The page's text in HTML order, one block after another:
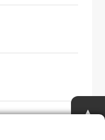
▲
関する情報、サイト訪問者
報はサイトを正常に機能さ
きる情報が保存されること
イズに使われることはあり
を尊重しており、一部の
詳細を確認し、当サイトに
一部の Cookie を無効化し
出る可能性があります。